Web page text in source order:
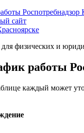
Роспотребнадзор
сайт
физических и
работы
каждый может